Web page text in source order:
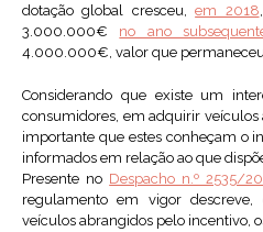
dotação global cresceu,em 2018
3.000.000€ no ano
4.000.000€, valor que
Considerando que existe um
consumidores, em adquirir
importante que estes conheçam o
informados em relação ao que
Presente no Despacho n.º 2535/
regulamento em vigor
veículos abrangidos pelo incentivo,